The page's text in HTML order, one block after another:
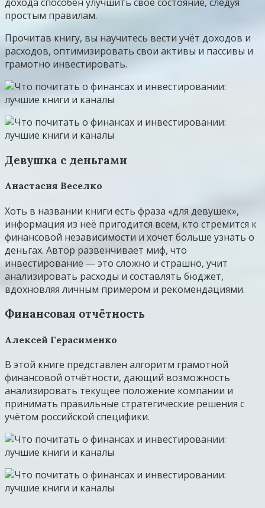
дохода способен улучшить своё состояние, следуя
простым правилам.
Прочитав книгу, вы научитесь вести учёт доходов и
расходов, оптимизировать свои активы и пассивы и
грамотно инвестировать.
Девушка с деньгами
Анастасия Веселко
Хоть в названии книги есть фраза «для девушек»,
информация из неё пригодится всем, кто стремится к
финансовой независимости и хочет больше узнать о
деньгах. Автор развенчивает миф, что
инвестирование — это сложно и страшно, учит
анализировать расходы и составлять бюджет,
вдохновляя личным примером и рекомендациями.
Финансовая отчётность
Алексей Герасименко
В этой книге представлен алгоритм грамотной
финансовой отчётности, дающий возможность
анализировать текущее положение компании и
принимать правильные стратегические решения с
учётом российской специфики.